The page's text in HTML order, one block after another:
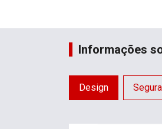
Informações
Design